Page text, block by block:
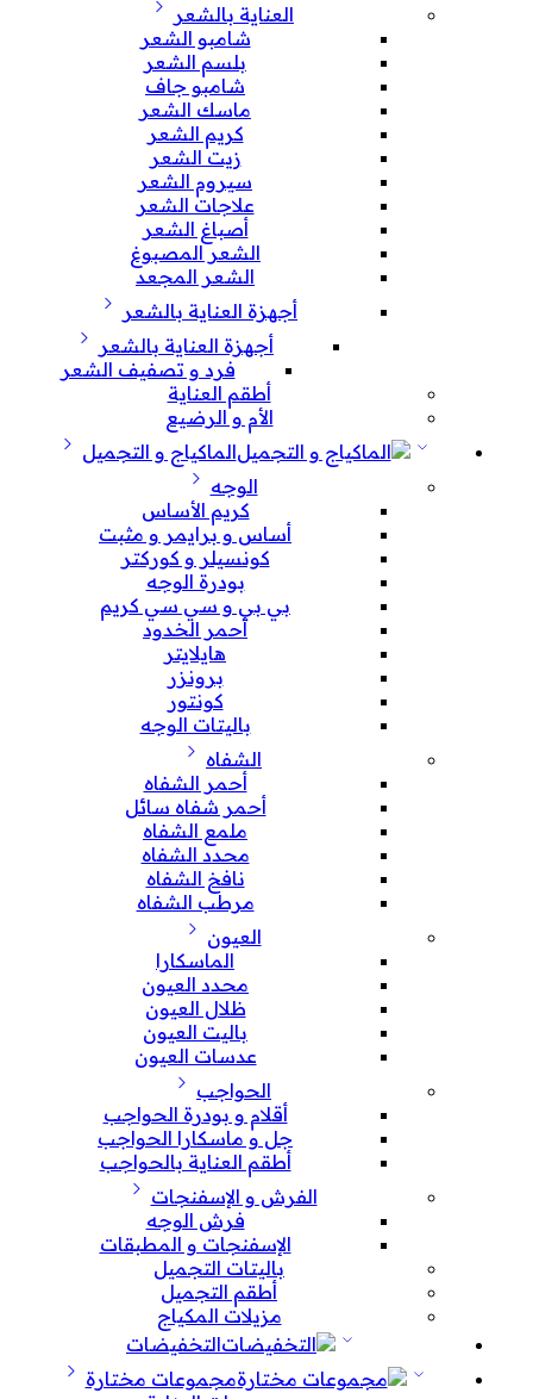
العناية بالشعر
شامبو الشعر
بلسم الشعر
شامبو جاف
ماسك الشعر
كريم الشعر
زيت الشعر
سيروم الشعر
علاجات الشعر
أصباغ الشعر
الشعر المصبوغ
الشعر المجعد
أجهزة العناية بالشعر
أجهزة العناية بالشعر
فرد و تصفيف الشعر
أطقم العناية
الأم و الرضيع
الماكياج و التجميل
الوجه
كريم الأساس
أساس و برايمر و مثبت
كونسيلر و كوركتر
بودرة الوجه
بي بي و سي سي كريم
أحمر الخدود
هايلايتر
برونزر
كونتور
باليتات الوجه
الشفاه
أحمر الشفاه
أحمر شفاه سائل
ملمع الشفاه
محدد الشفاه
نافخ الشفاه
مرطب الشفاه
العيون
الماسكارا
محدد العيون
ظلال العيون
باليت العيون
عدسات العيون
الحواجب
أقلام و بودرة الحواجب
جل و ماسكارا الحواجب
أطقم العناية بالحواجب
الفرش و الإسفنجات
فرش الوجه
الإسفنجات و المطبقات
باليتات التجميل
أطقم التجميل
مزيلات المكياج
التخفيضات
مجموعات مختارة